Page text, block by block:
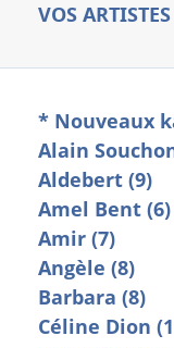
VOS
* Nouveaux
Alain
Aldebert (9)
Amel Bent (6)
Amir (7)
Angèle (8)
Barbara (8)
Céline Dion